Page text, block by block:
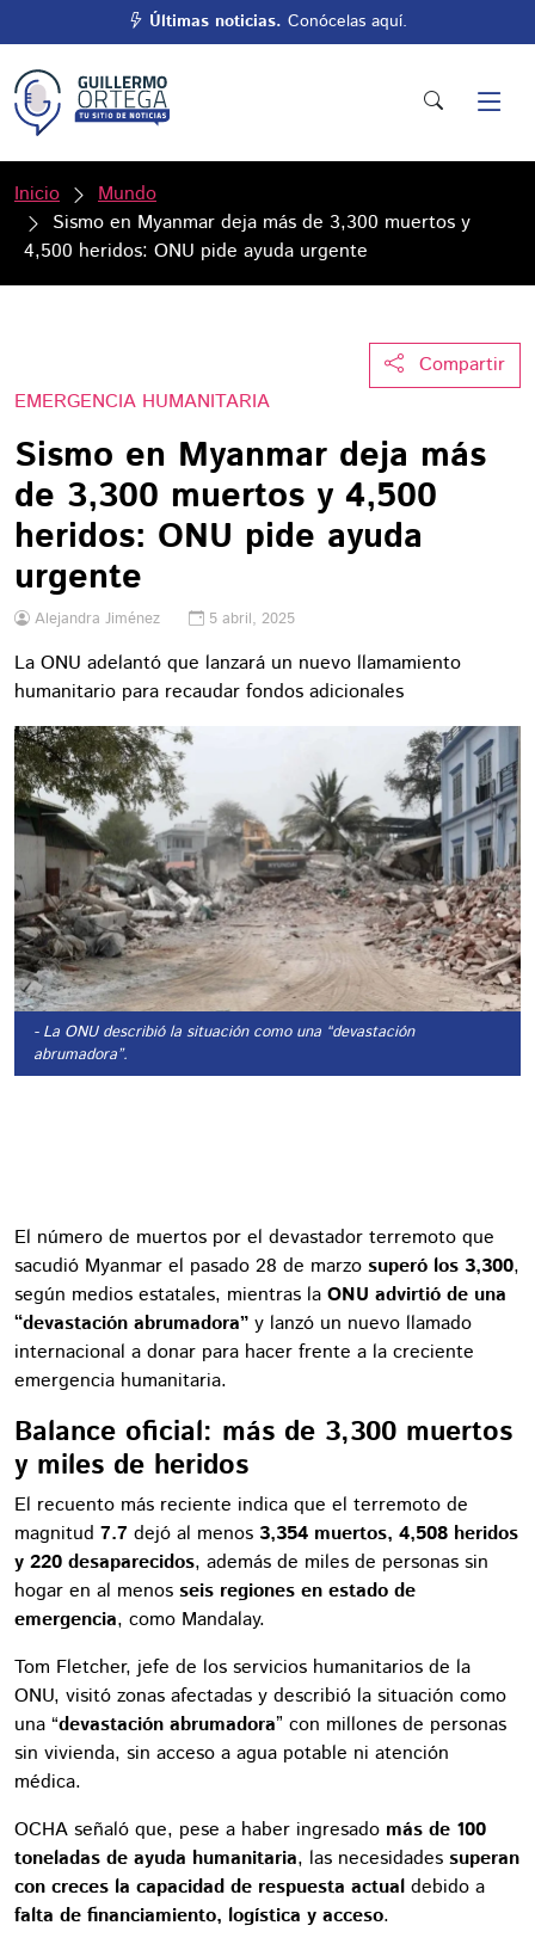
Últimas noticias. Conócelas aquí.
Inicio
Mundo
Sismo en Myanmar deja más de 3,300 muertos y
4,500 heridos: ONU pide ayuda urgente
Compartir
EMERGENCIA HUMANITARIA
Sismo en Myanmar deja más
de 3,300 muertos y 4,500
heridos: ONU pide ayuda
urgente
Alejandra Jiménez 5 abril, 2025
La ONU adelantó que lanzará un nuevo llamamiento
humanitario para recaudar fondos adicionales
- La ONU describió la situación como una “devastación
abrumadora”.
El número de muertos por el devastador terremoto que
sacudió Myanmar el pasado 28 de marzo superó los 3,300,
según medios estatales, mientras la ONU advirtió de una
“devastación abrumadora” y lanzó un nuevo llamado
internacional a donar para hacer frente a la creciente
emergencia humanitaria.
Balance oficial: más de 3,300 muertos
y miles de heridos
El recuento más reciente indica que el terremoto de
magnitud 7.7 dejó al menos 3,354 muertos, 4,508 heridos
y 220 desaparecidos, además de miles de personas sin
hogar en al menos seis regiones en estado de
emergencia, como Mandalay.
Tom Fletcher, jefe de los servicios humanitarios de la
ONU, visitó zonas afectadas y describió la situación como
una “devastación abrumadora” con millones de personas
sin vivienda, sin acceso a agua potable ni atención
médica.
OCHA señaló que, pese a haber ingresado más de 100
toneladas de ayuda humanitaria, las necesidades superan
con creces la capacidad de respuesta actual debido a
falta de financiamiento, logística y acceso.